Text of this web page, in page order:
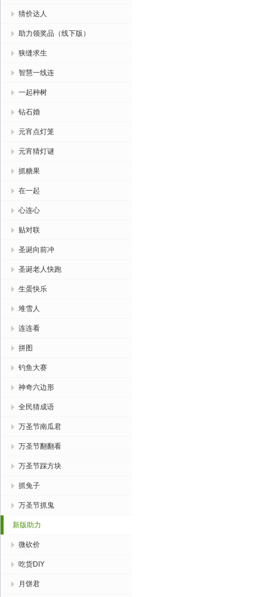
猜价达人
助力领奖品（线下版）
狭缝求生
智慧一线连
一起种树
钻石婚
元宵点灯笼
元宵猜灯谜
抓糖果
在一起
心连心
贴对联
圣诞向前冲
圣诞老人快跑
生蛋快乐
堆雪人
连连看
拼图
钓鱼大赛
神奇六边形
全民猜成语
万圣节南瓜君
万圣节翻翻看
万圣节踩方块
抓兔子
万圣节抓鬼
新版助力
微砍价
吃货DIY
月饼君